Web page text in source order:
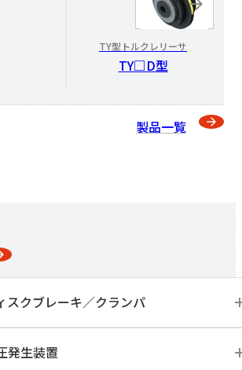
TY型トルクレリーサ
TY□D型
製品一覧
スクブレーキ／クランパ
発生装置